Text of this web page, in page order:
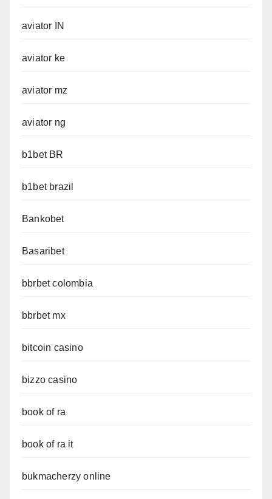
aviator IN
aviator ke
aviator mz
aviator ng
b1bet BR
b1bet brazil
Bankobet
Basaribet
bbrbet colombia
bbrbet mx
bitcoin casino
bizzo casino
book of ra
book of ra it
bukmacherzy online